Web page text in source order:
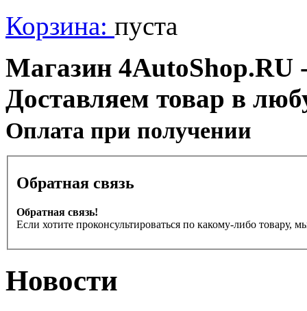
Корзина: пуста
Магазин 4AutoShop.RU
Доставляем товар в
Оплата при получении
Обратная связь
Обратная связь!
Если хотите проконсультироваться по какому-либо товару,
Новости